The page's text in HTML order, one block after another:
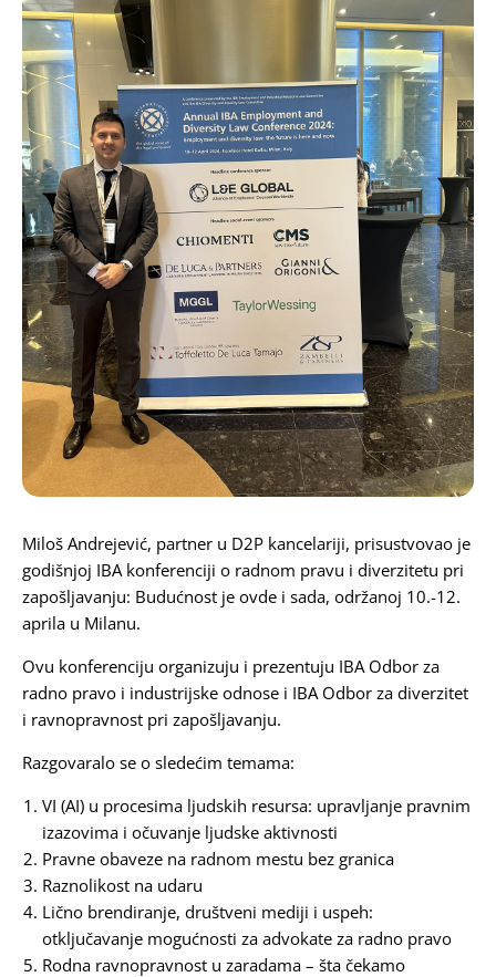
Karijera
Kontakt
Miloš Andrejević, partner u D2P kancelariji, prisustvovao je
godišnjoj IBA konferenciji o radnom pravu i diverzitetu pri
zapošljavanju: Budućnost je ovde i sada, održanoj 10.-12.
aprila u Milanu.
Ovu konferenciju organizuju i prezentuju IBA Odbor za
radno pravo i industrijske odnose i IBA Odbor za diverzitet
i ravnopravnost pri zapošljavanju.
Razgovaralo se o sledećim temama:
VI (AI) u procesima ljudskih resursa: upravljanje pravnim
izazovima i očuvanje ljudske aktivnosti
Pravne obaveze na radnom mestu bez granica
Raznolikost na udaru
Lično brendiranje, društveni mediji i uspeh:
otključavanje mogućnosti za advokate za radno pravo
Rodna ravnopravnost u zaradama – šta čekamo